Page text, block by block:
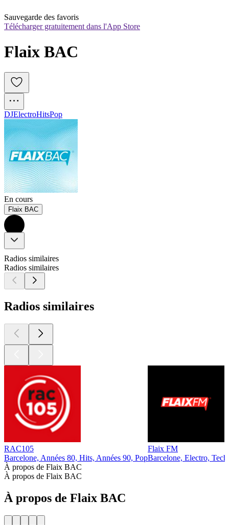
Sauvegarde des favoris
Télécharger gratuitement dans l'App Store
Flaix BAC
DJElectroHitsPop
En cours
Flaix BAC
Radios similaires
Radios similaires
Radios similaires
RAC105
Barcelone, Années 80, Hits, Années 90, Pop
Flaix FM
Barcelone, Electro,
À propos de Flaix BAC
À propos de Flaix BAC
À propos de Flaix BAC